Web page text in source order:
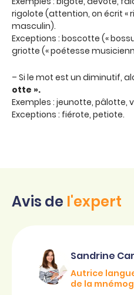
rigolote (attention, on écrit «
masculin).
Exceptions : boscotte («
griotte (« poétesse
– Si le mot est un diminutif,
otte ».
Exemples : jeunotte, pâlotte,
Exceptions : fiérote, petiote.
Avis de l'expert
Sandrine
Autrice
de la